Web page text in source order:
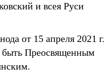
и всея Руси
от 15 апреля 2021 г.
быть Преосвященным